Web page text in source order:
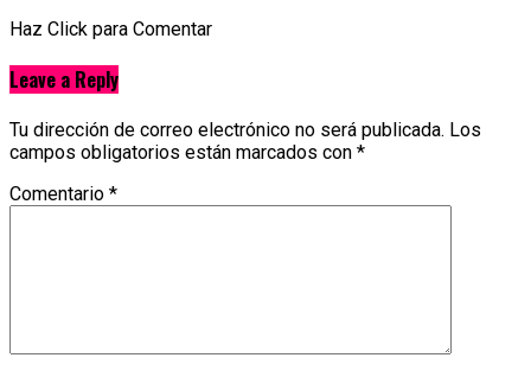
Haz Click para Comentar
Leave a Reply
Tu dirección de correo electrónico no será publicada. Los
campos obligatorios están marcados con *
Comentario *